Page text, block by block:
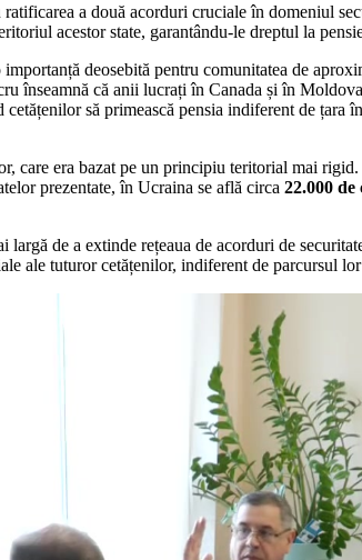
a două acorduri cruciale în domeniul
acestor state, garantându-le dreptul la
deosebită pentru comunitatea de
înseamnă că anii lucrați în Canada și în
să primească pensia indiferent de
care era bazat pe un principiu teritorial mai
prezentate, în Ucraina se află circa 22.000
de a extinde rețeaua de acorduri de
ale tuturor cetățenilor, indiferent de parcursul